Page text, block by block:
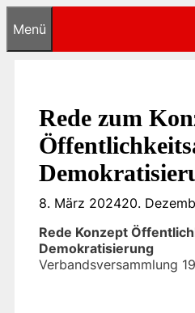
Inhalt
springen
Menü
Rede zum
8. März 202420.
Rede Konzept
Demokratisierung
Verbandsversammlung